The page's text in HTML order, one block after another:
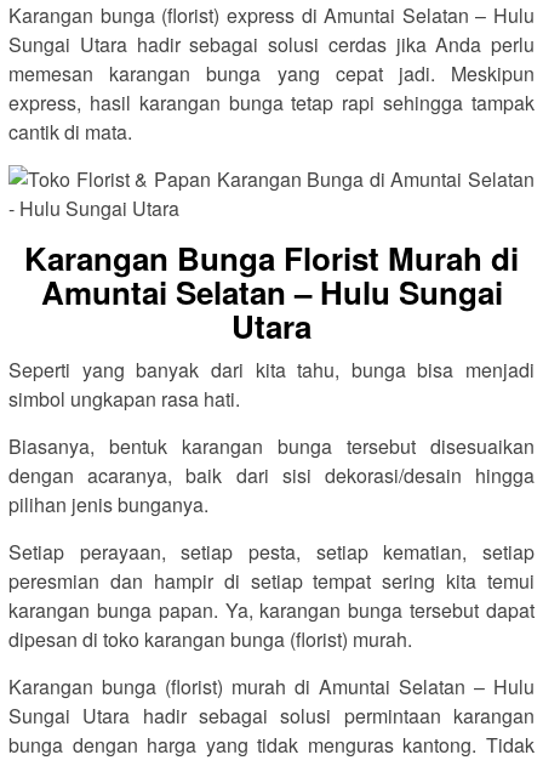
Karangan bunga (florist) express di Amuntai Selatan – Hulu
Sungai Utara hadir sebagai solusi cerdas jika Anda perlu
memesan karangan bunga yang cepat jadi. Meskipun
express, hasil karangan bunga tetap rapi sehingga tampak
cantik di mata.
Karangan Bunga Florist Murah di
Amuntai Selatan – Hulu Sungai
Utara
Seperti yang banyak dari kita tahu, bunga bisa menjadi
simbol ungkapan rasa hati.
Biasanya, bentuk karangan bunga tersebut disesuaikan
dengan acaranya, baik dari sisi dekorasi/desain hingga
pilihan jenis bunganya.
Setiap perayaan, setiap pesta, setiap kematian, setiap
peresmian dan hampir di setiap tempat sering kita temui
karangan bunga papan. Ya, karangan bunga tersebut dapat
dipesan di toko karangan bunga (florist) murah.
Karangan bunga (florist) murah di Amuntai Selatan – Hulu
Sungai Utara hadir sebagai solusi permintaan karangan
bunga dengan harga yang tidak menguras kantong. Tidak